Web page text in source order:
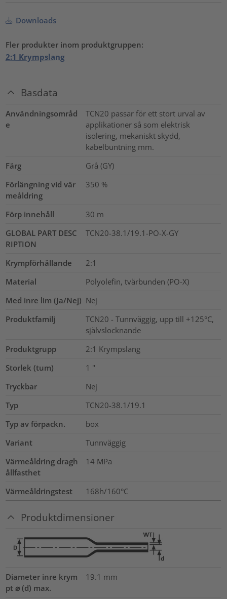
Downloads
Fler produkter inom produktgruppen:
2:1 Krympslang
Basdata
Användningsområd
e
TCN20 passar för ett stort urval av
applikationer så som elektrisk
isolering, mekaniskt skydd,
kabelbuntning mm.
Färg
Grå (GY)
Förlängning vid vär
meåldring
350 %
Förp innehåll 30 m
GLOBAL PART DESC
RIPTION
TCN20-38.1/19.1-PO-X-GY
Krympförhållande
2:1
Material
Polyolefin, tvärbunden (PO-X)
Med inre lim (Ja/Nej) Nej
Produktfamilj
TCN20 - Tunnväggig, upp till +125°C,
självslocknande
Produktgrupp
2:1 Krympslang
Storlek (tum)
1 "
Tryckbar
Nej
Typ
TCN20-38.1/19.1
Typ av förpackn.
box
Variant
Tunnväggig
Värmeåldring dragh
ållfasthet
14 MPa
Värmeåldringstest 168h/160°C
Produktdimensioner
Diameter inre krym
pt ⌀ (d) max.
19.1 mm